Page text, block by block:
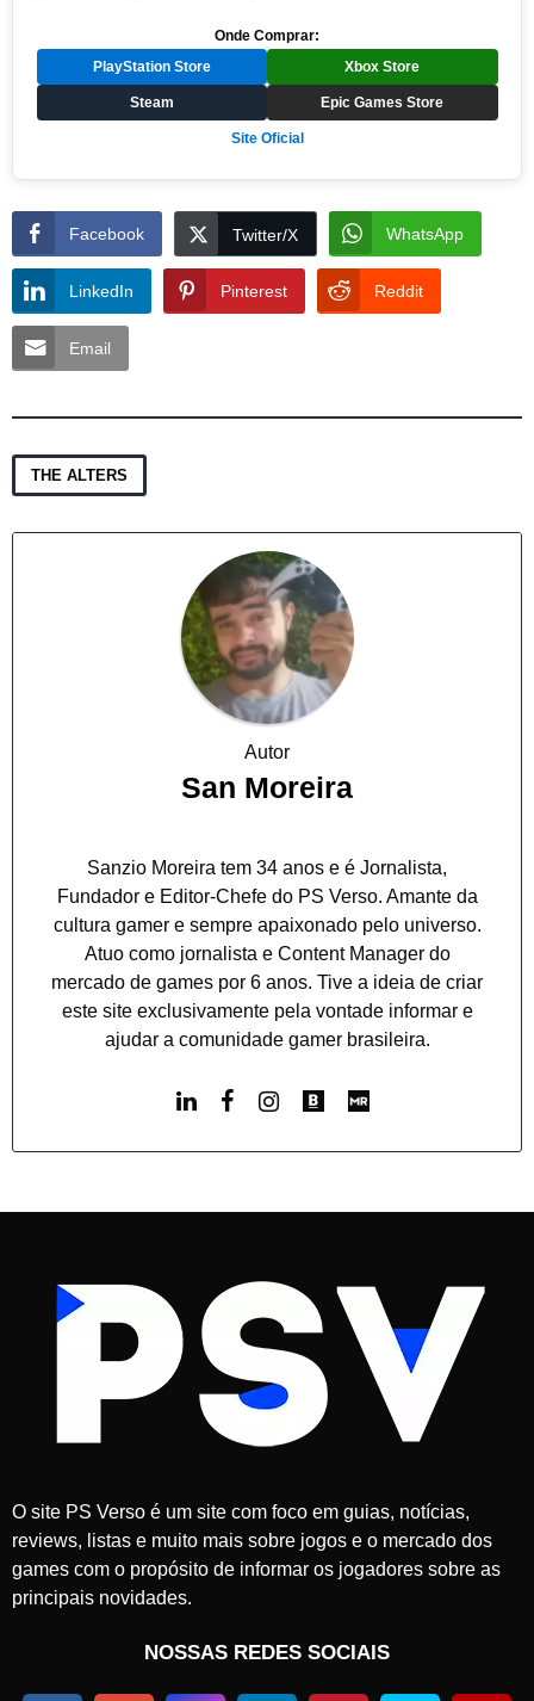
Onde Comprar:
PlayStation Store Xbox Store
Steam Epic Games Store
Site Oficial
Facebook Twitter/X WhatsApp
LinkedIn Pinterest Reddit
Email
THE ALTERS
Autor
San Moreira
Sanzio Moreira tem 34 anos e é Jornalista,
Fundador e Editor-Chefe do PS Verso. Amante da
cultura gamer e sempre apaixonado pelo universo.
Atuo como jornalista e Content Manager do
mercado de games por 6 anos. Tive a ideia de criar
este site exclusivamente pela vontade informar e
ajudar a comunidade gamer brasileira.
O site PS Verso é um site com foco em guias, notícias,
reviews, listas e muito mais sobre jogos e o mercado dos
games com o propósito de informar os jogadores sobre as
principais novidades.
NOSSAS REDES SOCIAIS